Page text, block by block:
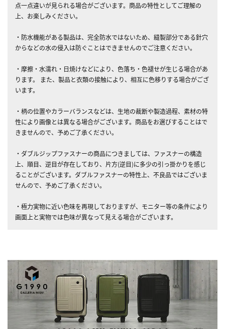
点一点違いが見られる場合がございます。商品の特性としてご理解の
上、お楽しみください。
・防水機能がある製品は、完全防水ではないため、縫製部分である針穴
からなどの水の侵入は防ぐことはできませんのでご注意ください。
・摩擦・水濡れ・日焼けなどにより、色落ち・色褪せが生じる場合があ
ります。 また、製品と衣類の接触により、相互に色移りする場合がござ
います。
・柄の位置やカラーバランスなどは、生地の裁断や製造過程、素材の特
性により画像とは異なる場合がございます。商品をお選びすることはで
きませんので、予めご了承ください。
・ダブルジップファスナーの商品につきましては、ファスナーの構造
上、順目、逆目が存在しており、片方(逆目)に多少の引っ掛かりを感じ
ることがございます。ダブルファスナーの特性上、不良品ではございま
せんので、予めご了承ください。
・極力実物に近い色味を再現しておりますが、モニター等の条件により
画面上と実物では色味が異なって見える場合がございます。